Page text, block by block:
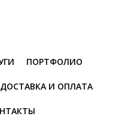
ПОРТФОЛИО
ДОСТАВКА И ОПЛАТА